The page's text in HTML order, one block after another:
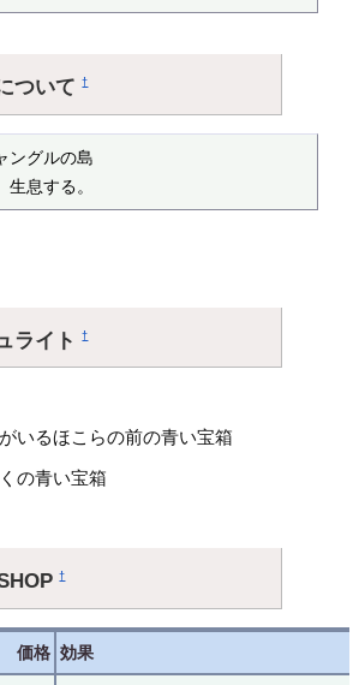
ついて†
ングルの島
息する。
ライト†
いるほこらの前の青い宝箱
の青い宝箱
†
価格 効果